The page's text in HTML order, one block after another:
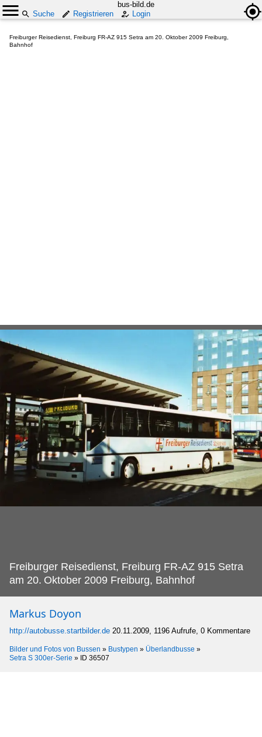
bus-bild.de
Suche
Registrieren Login
Freiburger Reisedienst, Freiburg FR-AZ 915 Setra am 20. Oktober 2009 Freiburg,
Bahnhof
Freiburger Reisedienst, Freiburg FR-AZ 915 Setra
am 20. Oktober 2009 Freiburg, Bahnhof
Markus Doyon
http://autobusse.startbilder.de 20.11.2009, 1196 Aufrufe, 0 Kommentare
Bilder und Fotos von Bussen » Bustypen » Überlandbusse »
Setra S 300er-Serie » ID 36507